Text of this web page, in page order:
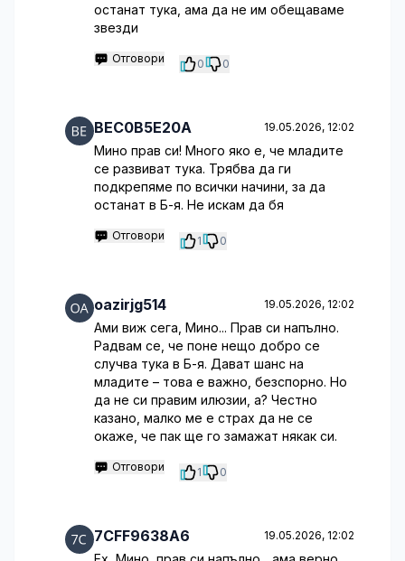
останат тука, ама да не им обещаваме
звезди
Отговори 0 0
BEC0B5E20A 19.05.2026, 12:02
Мино прав си! Много яко е, че младите
се развиват тука. Трябва да ги
подкрепяме по всички начини, за да
останат в Б-я. Не искам да бя
Отговори 1 0
oazirjg514 19.05.2026, 12:02
Ами виж сега, Мино... Прав си напълно.
Радвам се, че поне нещо добро се
случва тука в Б-я. Дават шанс на
младите – това е важно, безспорно. Но
да не си правим илюзии, а? Честно
казано, малко ме е страх да не се
окаже, че пак ще го замажат някак си.
Отговори 1 0
7CFF9638A6 19.05.2026, 12:02